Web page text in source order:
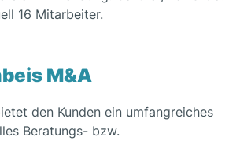
16 Mitarbeiter.
M&A
den Kunden ein umfangreiches
Beratungs- bzw.